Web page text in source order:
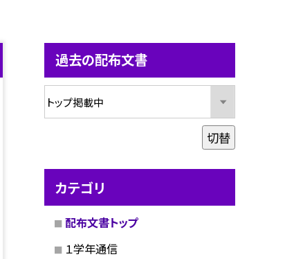
過去の配布文書
切替
カテゴリ
配布文書トップ
１学年通信